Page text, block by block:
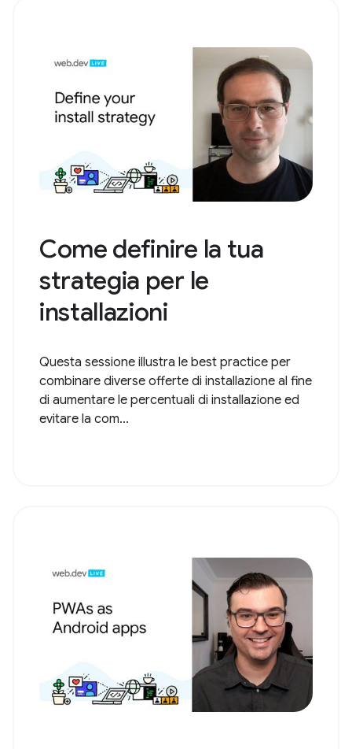
Come definire la tua
strategia per le
installazioni
Questa sessione illustra le best practice per
combinare diverse offerte di installazione al fine
di aumentare le percentuali di installazione ed
evitare la com...